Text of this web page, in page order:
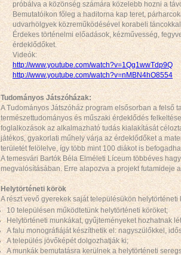
próbálva a közönség számára közelebb hozni a
Bemutatóikon főleg a haditorna kap teret,
udvarhölgyek közreműködésével korabeli
Érdekes történelmi előadások, kézművesség,
érdeklődőket.
Videók:
http://www.youtube.com/watch?v=1Qg1wwTdp9Q
http://www.youtube.com/watch?v=nMBN4hO8554
Tudományos Játszóházak:
A Tudományos Játszóház program elsősorban a felső
természettudományos és műszaki érdeklődés
foglalkozások az alkalmazható tudás kialakítását
játékos, gyakorlati műhely várja az érdeklődőket a
területét felölelve, így több mint 100 diákot is
A temesvári Bartók Béla Elméleti Líceum többéves
megvalósításában. Erre alapozva a projekt futamideje
Helytörténeti körök
A részt vevő gyerekek saját településükön helytörténeti
10 településen működtetünk helytörténeti köröket;
Helytörténeti munkákat, gyűjteményeket hozhatnak
A falu monográfiáját készíthetik el: nagyszülőkkel,
A település jövőképét dolgozhatják ki;
A munkák bemutatásra kerülnek a helytörténeti